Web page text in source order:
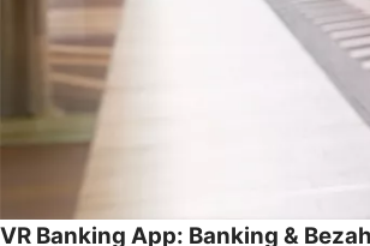
VR Banking App: Banking &